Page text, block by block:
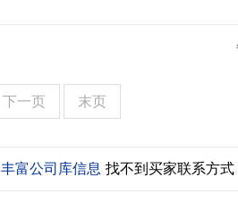
下一页 末页
丰富公司库信息 找不到买家联系方式